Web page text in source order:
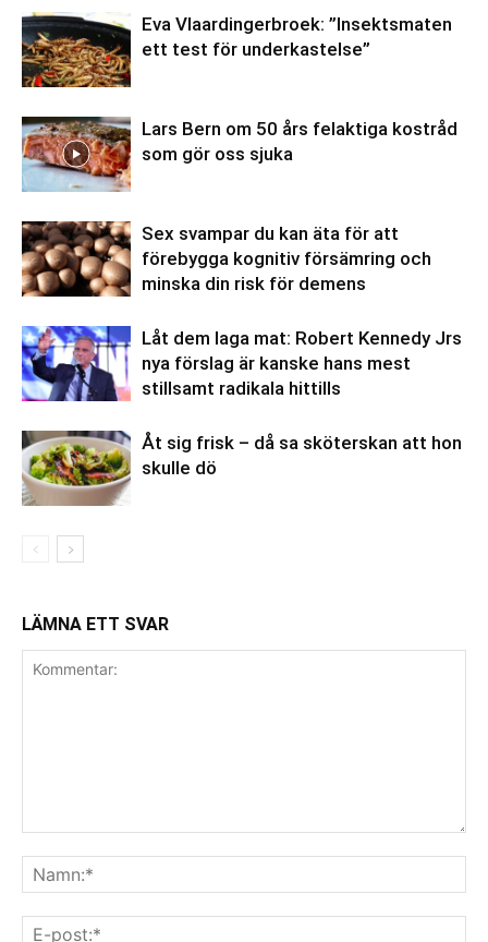
Eva Vlaardingerbroek: ”Insektsmaten
ett test för underkastelse”
Lars Bern om 50 års felaktiga kostråd
som gör oss sjuka
Sex svampar du kan äta för att
förebygga kognitiv försämring och
minska din risk för demens
Låt dem laga mat: Robert Kennedy Jrs
nya förslag är kanske hans mest
stillsamt radikala hittills
Åt sig frisk – då sa sköterskan att hon
skulle dö
LÄMNA ETT SVAR